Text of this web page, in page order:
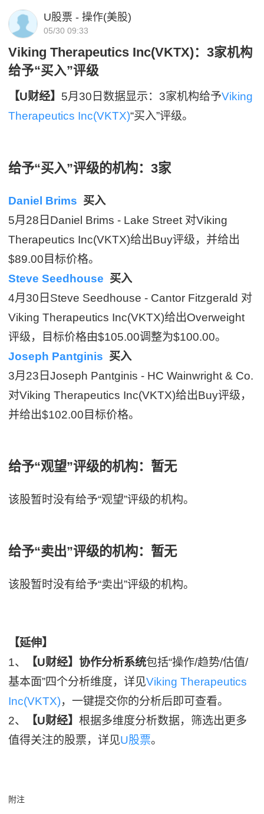
U股票 - 操作(美股)
05/30 09:33
Viking Therapeutics Inc(VKTX)：3家机构
给予“买入”评级
【U财经】 5月30日数据显示：3家机构给予Viking
Therapeutics Inc(VKTX)“买入”评级。
给予“买入”评级的机构：3家
Daniel Brims 买入
5月28日Daniel Brims - Lake Street 对Viking
Therapeutics Inc(VKTX)给出Buy评级，并给出
$89.00目标价格。
Steve Seedhouse 买入
4月30日Steve Seedhouse - Cantor Fitzgerald 对
Viking Therapeutics Inc(VKTX)给出Overweight
评级，目标价格由$105.00调整为$100.00。
Joseph Pantginis 买入
3月23日Joseph Pantginis - HC Wainwright & Co.
对Viking Therapeutics Inc(VKTX)给出Buy评级，
并给出$102.00目标价格。
给予“观望”评级的机构：暂无
该股暂时没有给予“观望”评级的机构。
给予“卖出”评级的机构：暂无
该股暂时没有给予“卖出”评级的机构。
【延伸】
1、
【U财经】协作分析系统包括“操作/趋势/估值/
基本面”四个分析维度，详见Viking Therapeutics
Inc(VKTX)，一键提交你的分析后即可查看。
2、
【U财经】根据多维度分析数据，筛选出更多
值得关注的股票，详见U股票。
附注